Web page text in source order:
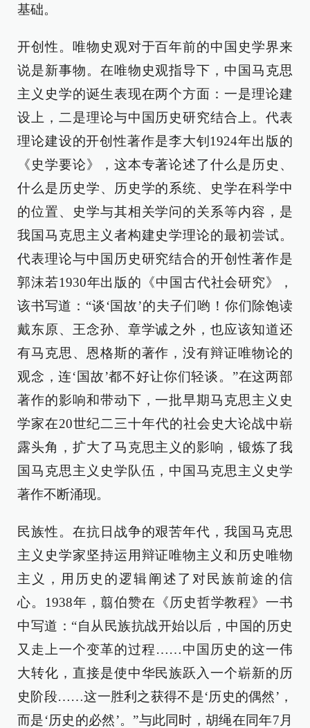
基础。
开创性。唯物史观对于百年前的中国史学界来
说是新事物。在唯物史观指导下，中国马克思
主义史学的诞生表现在两个方面：一是理论建
设上，二是理论与中国历史研究结合上。代表
理论建设的开创性著作是李大钊1924年出版的
《史学要论》，这本专著论述了什么是历史、
什么是历史学、历史学的系统、史学在科学中
的位置、史学与其相关学问的关系等内容，是
我国马克思主义者构建史学理论的最初尝试。
代表理论与中国历史研究结合的开创性著作是
郭沫若1930年出版的《中国古代社会研究》，
该书写道：“谈‘国故’的夫子们哟！你们除饱读
戴东原、王念孙、章学诚之外，也应该知道还
有马克思、恩格斯的著作，没有辩证唯物论的
观念，连‘国故’都不好让你们轻谈。”在这两部
著作的影响和带动下，一批早期马克思主义史
学家在20世纪二三十年代的社会史大论战中崭
露头角，扩大了马克思主义的影响，锻炼了我
国马克思主义史学队伍，中国马克思主义史学
著作不断涌现。
民族性。在抗日战争的艰苦年代，我国马克思
主义史学家坚持运用辩证唯物主义和历史唯物
主义，用历史的逻辑阐述了对民族前途的信
心。1938年，翦伯赞在《历史哲学教程》一书
中写道：“自从民族抗战开始以后，中国的历史
又走上一个变革的过程……中国历史的这一伟
大转化，直接是使中华民族跃入一个崭新的历
史阶段……这一胜利之获得不是‘历史的偶然’，
而是‘历史的必然’。”与此同时，胡绳在同年7月